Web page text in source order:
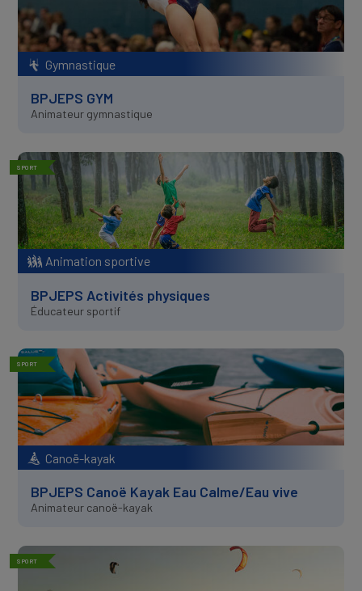
Gymnastique
BPJEPS GYM
Animateur gymnastique
SPORT
Animation sportive
BPJEPS Activités physiques
Éducateur sportif
SPORT
Canoë-kayak
BPJEPS Canoë Kayak Eau Calme/Eau vive
Animateur canoë-kayak
SPORT